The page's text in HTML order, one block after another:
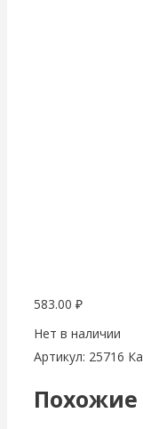
583.00 ₽
Нет в наличии
Артикул: 25716